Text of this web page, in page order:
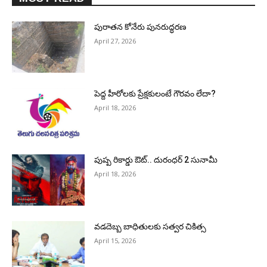
పురాత‌న కోనేరు పున‌రుద్ధ‌ర‌ణ
April 27, 2026
పెద్ద హీరోల‌కు ప్రేక్ష‌కులంటే గౌర‌వం లేదా?
April 18, 2026
పుష్ప రికార్డు ఔట్‌.. దురంధ‌ర్ 2 సునామీ
April 18, 2026
వడదెబ్బ బాధితులకు సత్వర చికిత్స
April 15, 2026